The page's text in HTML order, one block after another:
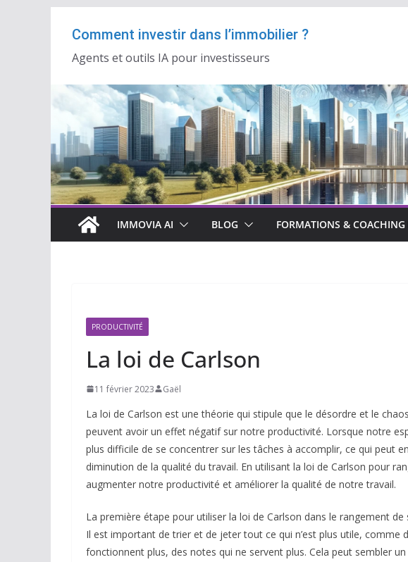
contenu
Comment investir dans l’immobilier ?
Agents et outils IA pour investisseurs
IMMOVIA AI BLOG FORMATIONS &
PRODUCTIVITÉ
La loi de Carlson
11 février 2023 Gaël
La loi de Carlson est une théorie qui stipule que le désordre et le
peuvent avoir un effet négatif sur notre productivité. Lorsque notre
plus difficile de se concentrer sur les tâches à accomplir, ce qui peut
diminution de la qualité du travail. En utilisant la loi de Carlson pour
augmenter notre productivité et améliorer la qualité de notre travail.
La première étape pour utiliser la loi de Carlson dans le rangement
Il est important de trier et de jeter tout ce qui n’est plus utile, comme
fonctionnent plus, des notes qui ne servent plus. Cela peut sembler